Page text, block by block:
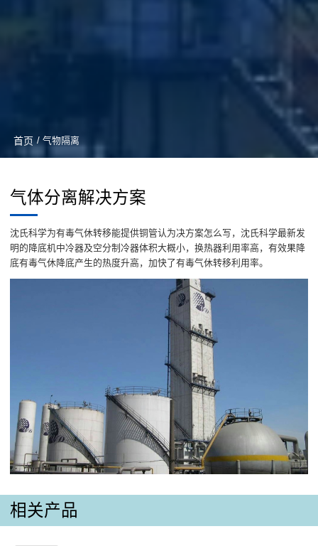
首页 / 气物隔离
气体分离解决方案
沈氏科学为有毒气休转移能提供铜管认为决方案怎么写，沈氏科学最新发
明的降底机中冷器及空分制冷器体积大概小，换热器利用率高，有效果降
底有毒气休降底产生的热度升高，加快了有毒气休转移利用率。
相关产品